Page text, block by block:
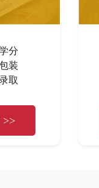
分
装
取
>>